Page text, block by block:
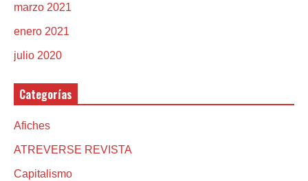
marzo 2021
enero 2021
julio 2020
Categorías
Afiches
ATREVERSE REVISTA
Capitalismo